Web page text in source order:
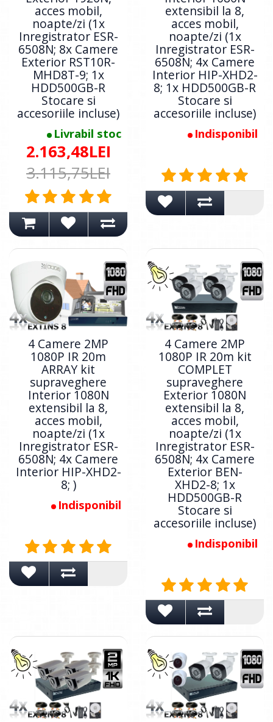
acces mobil,
noapte/zi (1x
Inregistrator ESR-
6508N; 8x Camere
Exterior RST10R-
MHD8T-9; 1x
HDD500GB-R
Stocare si
accesoriile incluse)
Livrabil stoc
2.163,48LEI
3.115,75LEI
extensibil la 8,
acces mobil,
noapte/zi (1x
Inregistrator ESR-
6508N; 4x Camere
Interior HIP-XHD2-
8; 1x HDD500GB-R
Stocare si
accesoriile incluse)
Indisponibil
4 Camere 2MP
1080P IR 20m
ARRAY kit
supraveghere
Interior 1080N
extensibil la 8,
acces mobil,
noapte/zi (1x
Inregistrator ESR-
6508N; 4x Camere
Interior HIP-XHD2-
8; )
Indisponibil
4 Camere 2MP
1080P IR 20m kit
COMPLET
supraveghere
Exterior 1080N
extensibil la 8,
acces mobil,
noapte/zi (1x
Inregistrator ESR-
6508N; 4x Camere
Exterior BEN-
XHD2-8; 1x
HDD500GB-R
Stocare si
accesoriile incluse)
Indisponibil